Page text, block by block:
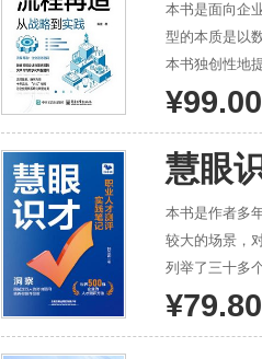
本书是面向企
型的本质是以
本书独创性地
程再造、持续
地实施，每个
¥99.00
慧眼
本书是作者多
较大的场景，
列举了三十多
源工作者和管
¥79.80